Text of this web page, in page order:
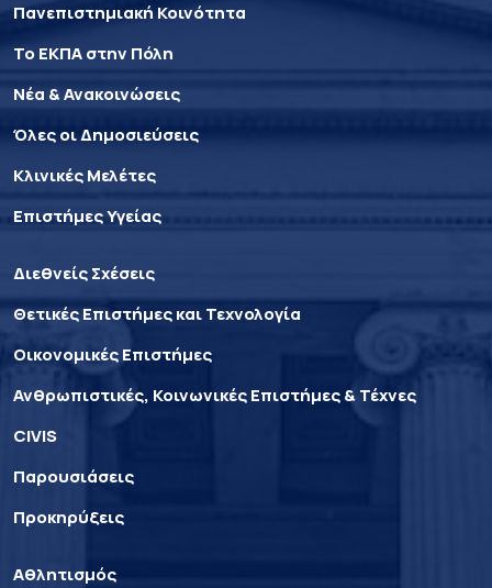
Πανεπιστημιακή Κοινότητα
Το ΕΚΠΑ στην Πόλη
Νέα & Ανακοινώσεις
Όλες οι Δημοσιεύσεις
Κλινικές Μελέτες
Επιστήμες Υγείας
Διεθνείς Σχέσεις
Θετικές Επιστήμες και Τεχνολογία
Οικονομικές Επιστήμες
Ανθρωπιστικές, Κοινωνικές Επιστήμες & Τέχνες
CIVIS
Παρουσιάσεις
Προκηρύξεις
Αθλητισμός